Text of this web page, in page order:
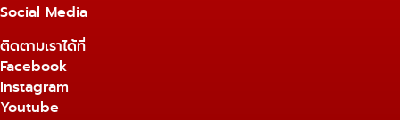
Social Media
ติดตามเราได้ที่
Facebook
Instagram
Youtube